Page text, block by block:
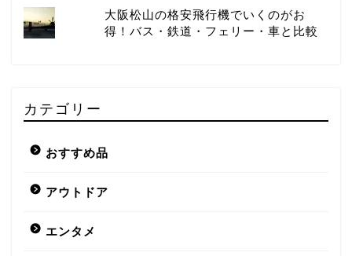
大阪松山の格安飛行機でいくのがお
得！バス・鉄道・フェリー・車と比較
カテゴリー
おすすめ品
アウトドア
エンタメ